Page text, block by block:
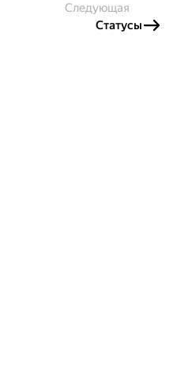
Следующая
Статусы